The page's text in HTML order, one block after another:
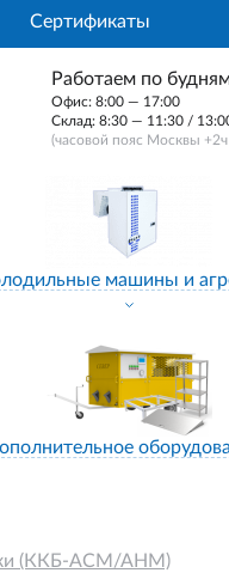
Сертификаты
Работаем по
Офис: 8:00 — 17:00
Склад: 8:30 — 11:30 /
(часовой пояс Москвы
машины и
(ККБ-АСМ/АНМ)